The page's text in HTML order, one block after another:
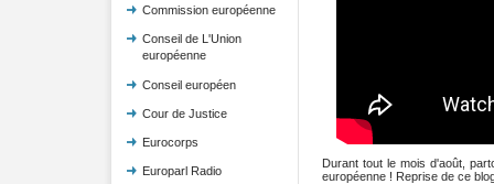
Commission européenne
Conseil de L'Union
européenne
Conseil européen
Cour de Justice
Eurocorps
Europarl Radio
Durant tout le mois d'août,
européenne ! Reprise de ce